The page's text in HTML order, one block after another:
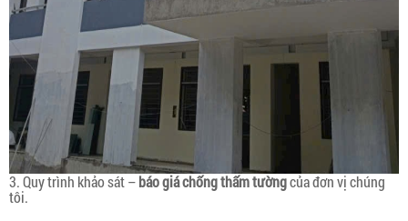
3. Quy trình khảo sát –báo giá chống thấm tườngcủa đơn vị chúng
tôi.